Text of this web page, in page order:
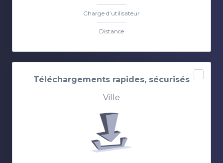
Charge d’utilisateur
Distance
Téléchargements rapides, sécurisés
Ville